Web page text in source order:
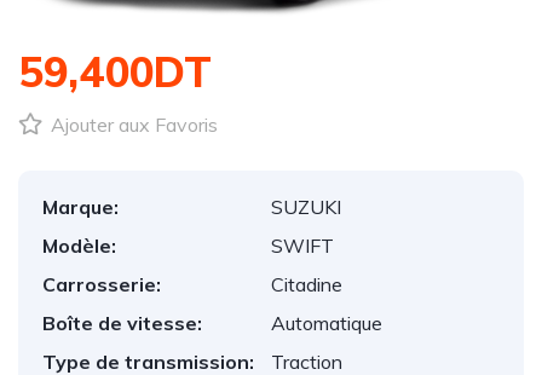
59,400DT
Ajouter aux Favoris
Marque:
SUZUKI
Modèle:
SWIFT
Carrosserie:
Citadine
Boîte de vitesse:
Automatique
Type de transmission:
Traction